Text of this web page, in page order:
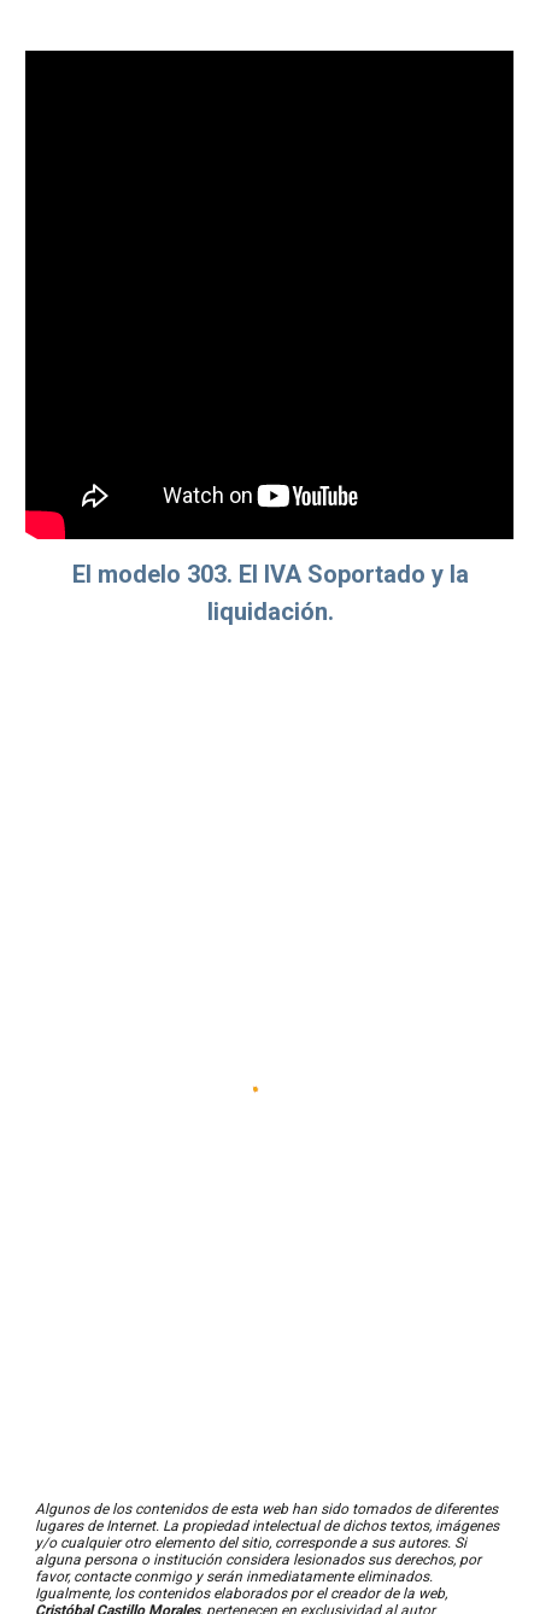
El modelo 303. El IVA Soportado y la
liquidación.
Algunos de los contenidos de esta web han sido tomados de diferentes
lugares de Internet. La propiedad intelectual de dichos textos, imágenes
y/o cualquier otro elemento del sitio, corresponde a sus autores. Si
alguna persona o institución considera lesionados sus derechos, por
favor, contacte conmigo y serán inmediatamente eliminados.
Igualmente, los contenidos elaborados por el creador de la web,
Cristóbal Castillo Morales, pertenecen en exclusividad al autor